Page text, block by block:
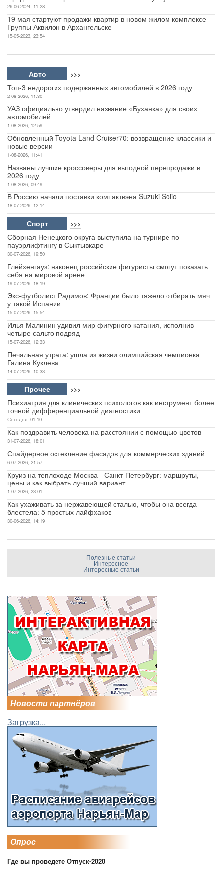
26-06-2024, 11:28
19 мая стартуют продажи квартир в новом жилом комплексе
Группы Аквилон в Архангельске
15-05-2023, 23:54
Авто >>>
Топ-3 недорогих подержанных автомобилей в 2026 году
2-08-2026, 11:30
УАЗ официально утвердил название «Буханка» для своих
автомобилей
1-08-2026, 12:59
Обновленный Toyota Land Cruiser70: возвращение классики и
новые версии
1-08-2026, 11:41
Названы лучшие кроссоверы для выгодной перепродажи в
2026 году
1-08-2026, 09:49
В Россию начали поставки компактвэна Suzuki Solio
18-07-2026, 12:14
Спорт >>>
Сборная Ненецкого округа выступила на турнире по
пауэрлифтингу в Сыктывкаре
30-07-2026, 19:50
Глейхенгауз: наконец российские фигуристы смогут показать
себя на мировой арене
19-07-2026, 18:19
Экс-футболист Радимов: Франции было тяжело отбирать мяч
у такой Испании
15-07-2026, 15:54
Илья Малинин удивил мир фигурного катания, исполнив
четыре сальто подряд
15-07-2026, 12:33
Печальная утрата: ушла из жизни олимпийская чемпионка
Галина Куклева
14-07-2026, 10:33
Прочее >>>
Психиатрия для клинических психологов как инструмент более
точной дифференциальной диагностики
Сегодня, 01:10
Как поздравить человека на расстоянии с помощью цветов
31-07-2026, 18:01
Спайдерное остекление фасадов для коммерческих зданий
6-07-2026, 21:57
Круиз на теплоходе Москва - Санкт-Петербург: маршруты,
цены и как выбрать лучший вариант
1-07-2026, 23:01
Как ухаживать за нержавеющей сталью, чтобы она всегда
блестела: 5 простых лайфхаков
30-06-2026, 14:19
Полезные статьи
Интересное
Интересные статьи
Новости партнёров
Загрузка...
Опрос
Где вы проведете Отпуск-2020